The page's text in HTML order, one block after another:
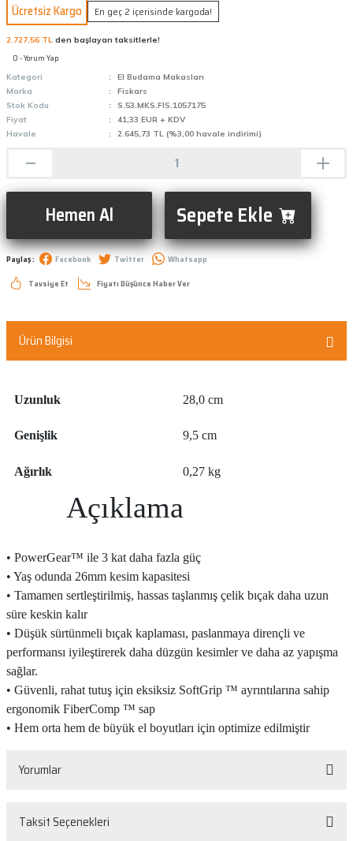
Ücretsiz Kargo En geç 2 içerisinde kargoda!
2.727,56 TL den başlayan taksitlerle!
0 - Yorum Yap
Kategori
El Budama Makasları
Marka
Fiskars
Stok Kodu
S.53.MKS.FIS.1057175
Fiyat
41,33 EUR + KDV
Havale
2.645,73 TL (%3,00 havale indirimi)
Hemen Al Sepete Ekle
Paylaş : Facebook Twitter
Whatsapp
Tavsiye Et
Fiyatı Düşünce Haber Ver
Ürün Bilgisi
Uzunluk 28,0 cm
Genişlik 9,5 cm
Ağırlık 0,27 kg
Açıklama
• PowerGear™ ile 3 kat daha fazla güç
• Yaş odunda 26mm kesim kapasitesi
• Tamamen sertleştirilmiş, hassas taşlanmış çelik bıçak daha uzun
süre keskin kalır
• Düşük sürtünmeli bıçak kaplaması, paslanmaya dirençli ve
performansı iyileştirerek daha düzgün kesimler ve daha az yapışma
sağlar.
• Güvenli, rahat tutuş için eksiksiz SoftGrip ™ ayrıntılarına sahip
ergonomik FiberComp ™ sap
• Hem orta hem de büyük el boyutları için optimize edilmiştir
Yorumlar
Taksit Seçenekleri